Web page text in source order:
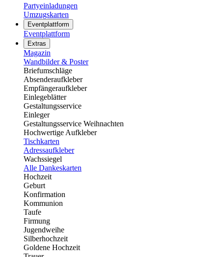
Partyeinladungen
Umzugskarten
Eventplattform
Eventplattform
Extras
Magazin
Wandbilder & Poster
Briefumschläge
Absenderaufkleber
Empfängeraufkleber
Einlegeblätter
Gestaltungsservice
Einleger
Gestaltungsservice Weihnachten
Hochwertige Aufkleber
Tischkarten
Adressaufkleber
Wachssiegel
Alle Dankeskarten
Hochzeit
Geburt
Konfirmation
Kommunion
Taufe
Firmung
Jugendweihe
Silberhochzeit
Goldene Hochzeit